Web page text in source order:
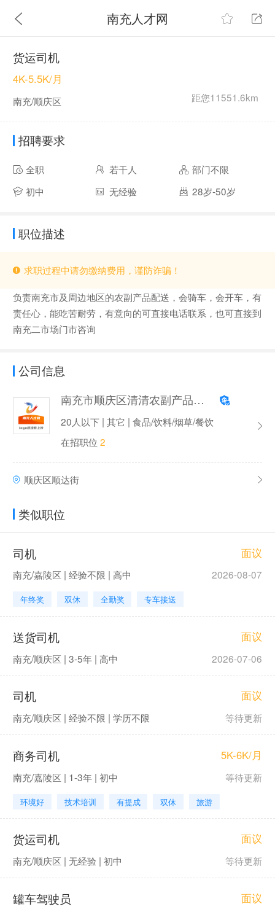
南充人才网
货运司机
距您11551.6km
4K-5.5K/月
南充/顺庆区
招聘要求
全职 若干人
部门不限
初中
无经验 28岁-50岁
职位描述
求职过程中请勿缴纳费用，谨防诈骗！
负责南充市及周边地区的农副产品配送，会骑车，会开车，有
责任心，能吃苦耐劳，有意向的可直接电话联系，也可直接到
南充二市场门市咨询
公司信息
南充市顺庆区清清农副产品经营部
20人以下 | 其它 | 食品/饮料/烟草/餐饮
在招职位 2
顺庆区顺达街
类似职位
司机 面议
南充/嘉陵区 | 经验不限 | 高中 2026-08-07
年终奖 双休 全勤奖 专车接送
送货司机 面议
南充/顺庆区 | 3-5年 | 高中 2026-07-06
司机 面议
南充/顺庆区 | 经验不限 | 学历不限 等待更新
商务司机 5K-6K/月
南充/嘉陵区 | 1-3年 | 初中 等待更新
环境好 技术培训 有提成 双休 旅游
货运司机 面议
南充/顺庆区 | 无经验 | 初中 等待更新
罐车驾驶员 面议